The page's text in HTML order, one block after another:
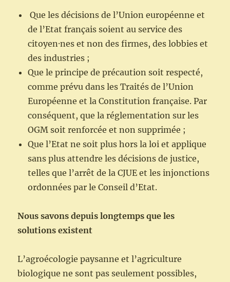
Que les décisions de l’Union européenne et
de l’Etat français soient au service des
citoyen⸱nes et non des firmes, des lobbies et
des industries ;
Que le principe de précaution soit respecté,
comme prévu dans les Traités de l’Union
Européenne et la Constitution française. Par
conséquent, que la réglementation sur les
OGM soit renforcée et non supprimée ;
Que l’Etat ne soit plus hors la loi et applique
sans plus attendre les décisions de justice,
telles que l’arrêt de la CJUE et les injonctions
ordonnées par le Conseil d’Etat.
Nous savons depuis longtemps que les
solutions existent
L’agroécologie paysanne et l’agriculture
biologique ne sont pas seulement possibles,